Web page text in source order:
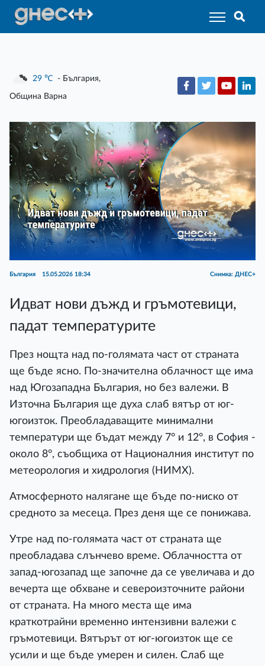
29 ℃ - България,
Община Варна
България 15.05.2026 18:34 Снимка: ДНЕС+
Идват нови дъжд и гръмотевици,
падат температурите
През нощта над по-голямата част от страната
ще бъде ясно. По-значителна облачност ще има
над Югозападна България, но без валежи. В
Източна България ще духа слаб вятър от юг-
югоизток. Преобладаващите минимални
температури ще бъдат между 7° и 12°, в София -
около 8°, съобщиха от Националния институт по
метеорология и хидрология (НИМХ).
Атмосферното налягане ще бъде по-ниско от
средното за месеца. През деня ще се понижава.
Утре над по-голямата част от страната ще
преобладава слънчево време. Облачността от
запад-югозапад ще започне да се увеличава и до
вечерта ще обхване и североизточните райони
от страната. На много места ще има
краткотрайни временно интензивни валежи с
гръмотевици. Вятърът от юг-югоизток ще се
усили и ще бъде умерен и силен. Слаб ще